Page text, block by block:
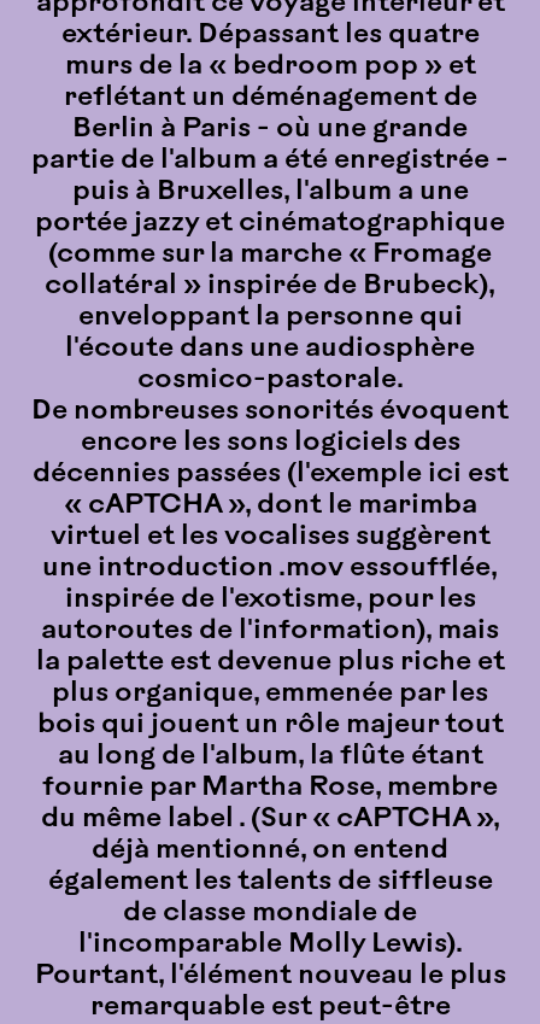
extérieur. Dépassant les quatre
murs de la « bedroom pop » et
reflétant un déménagement de
Berlin à Paris - où une grande
partie de l'album a été enregistrée -
puis à Bruxelles, l'album a une
portée jazzy et cinématographique
(comme sur la marche « Fromage
collatéral » inspirée de Brubeck),
enveloppant la personne qui
l'écoute dans une audiosphère
cosmico-pastorale.
De nombreuses sonorités évoquent
encore les sons logiciels des
décennies passées (l'exemple ici est
« cAPTCHA », dont le marimba
virtuel et les vocalises suggèrent
une introduction .mov essoufflée,
inspirée de l'exotisme, pour les
autoroutes de l'information), mais
la palette est devenue plus riche et
plus organique, emmenée par les
bois qui jouent un rôle majeur tout
au long de l'album, la flûte étant
fournie par Martha Rose, membre
du même label . (Sur « cAPTCHA »,
déjà mentionné, on entend
également les talents de siffleuse
de classe mondiale de
l'incomparable Molly Lewis).
Pourtant, l'élément nouveau le plus
remarquable est peut-être